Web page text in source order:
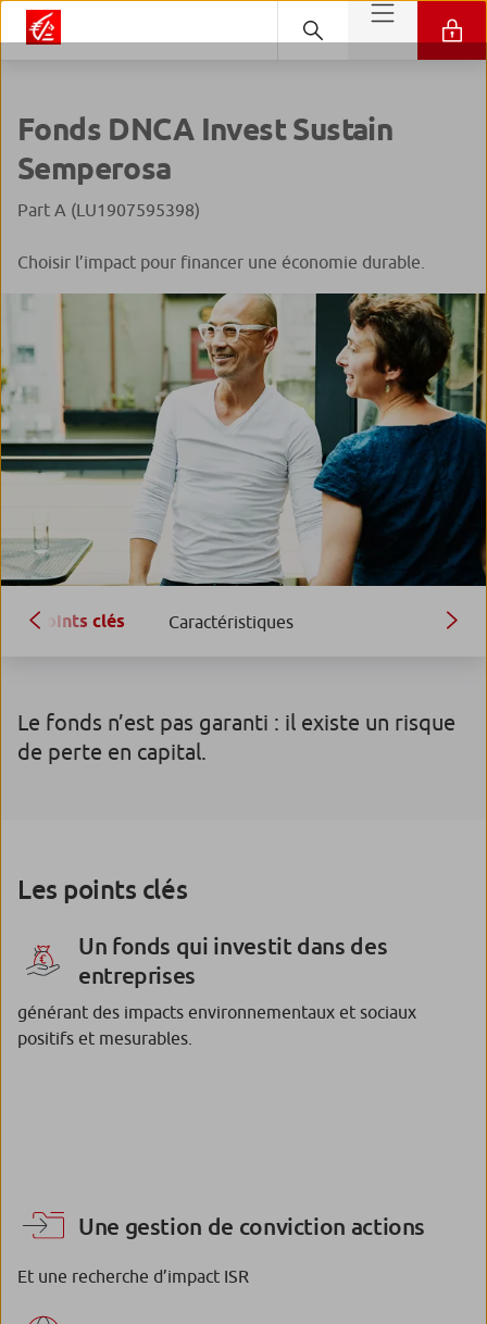
Fonds DNCA Invest Sustain
Semperosa
Part A (LU1907595398)
Choisir l’impact pour financer une économie durable.
Points clés Caractéristiques
Le fonds n’est pas garanti : il existe un risque
de perte en capital.
Les points clés
Un fonds qui investit dans des
entreprises
générant des impacts environnementaux et sociaux
positifs et mesurables.
Une gestion de conviction actions
Et une recherche d’impact ISR